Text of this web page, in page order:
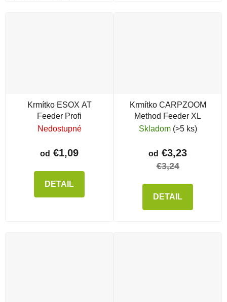
Krmítko ESOX AT
Feeder Profi
Nedostupné
od €1,09
DETAIL
Krmítko CARPZOOM
Method Feeder XL
Skladom (>5 ks)
od €3,23
€3,24
DETAIL